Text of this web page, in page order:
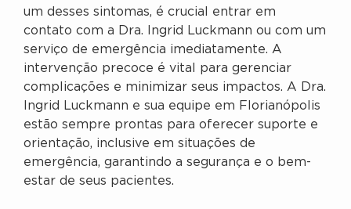
um desses sintomas, é crucial entrar em
contato com a Dra. Ingrid Luckmann ou com um
serviço de emergência imediatamente. A
intervenção precoce é vital para gerenciar
complicações e minimizar seus impactos. A Dra.
Ingrid Luckmann e sua equipe em Florianópolis
estão sempre prontas para oferecer suporte e
orientação, inclusive em situações de
emergência, garantindo a segurança e o bem-
estar de seus pacientes.